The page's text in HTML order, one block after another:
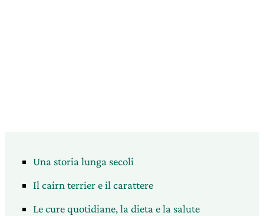
Una storia lunga secoli
Il cairn terrier e il carattere
Le cure quotidiane, la dieta e la salute